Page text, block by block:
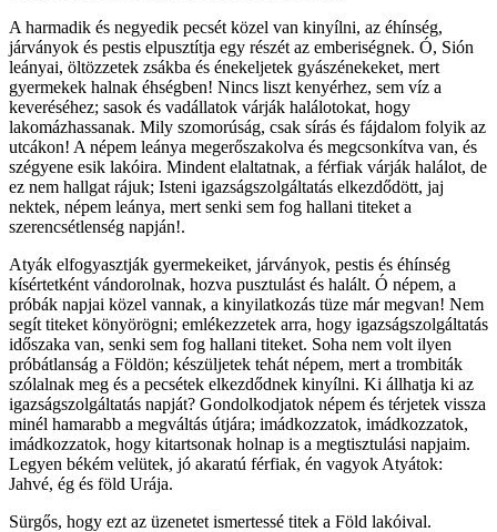
A harmadik és negyedik pecsét közel van kinyílni, az éhínség,
járványok és pestis elpusztítja egy részét az emberiségnek. Ó, Sión
leányai, öltözzetek zsákba és énekeljetek gyászénekeket, mert
gyermekek halnak éhségben! Nincs liszt kenyérhez, sem víz a
keveréséhez; sasok és vadállatok várják halálotokat, hogy
lakomázhassanak. Mily szomorúság, csak sírás és fájdalom folyik az
utcákon! A népem leánya megerőszakolva és megcsonkítva van, és
szégyene esik lakóira. Mindent elaltatnak, a férfiak várják halálot, de
ez nem hallgat rájuk; Isteni igazságszolgáltatás elkezdődött, jaj
nektek, népem leánya, mert senki sem fog hallani titeket a
szerencsétlenség napján!.
Atyák elfogyasztják gyermekeiket, járványok, pestis és éhínség
kísértetként vándorolnak, hozva pusztulást és halált. Ó népem, a
próbák napjai közel vannak, a kinyilatkozás tüze már megvan! Nem
segít titeket könyörögni; emlékezzetek arra, hogy igazságszolgáltatás
időszaka van, senki sem fog hallani titeket. Soha nem volt ilyen
próbátlanság a Földön; készüljetek tehát népem, mert a trombiták
szólalnak meg és a pecsétek elkezdődnek kinyílni. Ki állhatja ki az
igazságszolgáltatás napját? Gondolkodjatok népem és térjetek vissza
minél hamarabb a megváltás útjára; imádkozzatok, imádkozzatok,
imádkozzatok, hogy kitartsonak holnap is a megtisztulási napjaim.
Legyen békém velütek, jó akaratú férfiak, én vagyok Atyátok:
Jahvé, ég és föld Urája.
Sürgős, hogy ezt az üzenetet ismertessé titek a Föld lakóival.